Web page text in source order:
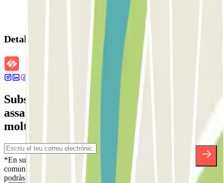
Detalls de la reserva
Subscriu-te a nostra newsletter i
assabenta't de descomptes, sortejos i
moltes altres sorpreses.
*En subscriure't acceptes la nostra Política de Privacitat per a rebre
comunicacions comercials de Parclick. Sense cap compromís,
podràs donar-te de baixa quan vulguis en la mateixa newsletter.